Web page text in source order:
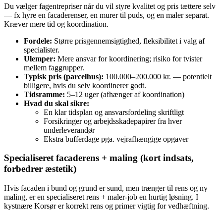
Du vælger fagentrepriser når du vil styre kvalitet og pris tættere selv
— fx hyre en facaderenser, en murer til puds, og en maler separat.
Kræver mere tid og koordination.
Fordele: Større prisgennemsigtighed, fleksibilitet i valg af
specialister.
Ulemper: Mere ansvar for koordinering; risiko for tvister
mellem faggrupper.
Typisk pris (parcelhus): 100.000–200.000 kr. — potentielt
billigere, hvis du selv koordinerer godt.
Tidsramme: 5–12 uger (afhænger af koordination)
Hvad du skal sikre:
En klar tidsplan og ansvarsfordeling skriftligt
Forsikringer og arbejdsskadepapirer fra hver
underleverandør
Ekstra bufferdage pga. vejrafhængige opgaver
Specialiseret facaderens + maling (kort indsats,
forbedrer æstetik)
Hvis facaden i bund og grund er sund, men trænger til rens og ny
maling, er en specialiseret rens + maler-job en hurtig løsning. I
kystnære Korsør er korrekt rens og primer vigtig for vedhæftning.